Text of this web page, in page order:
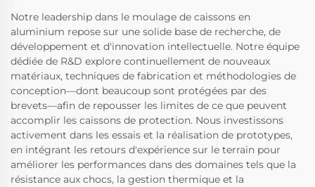
Notre leadership dans le moulage de caissons en
aluminium repose sur une solide base de recherche, de
développement et d'innovation intellectuelle. Notre équipe
dédiée de R&D explore continuellement de nouveaux
matériaux, techniques de fabrication et méthodologies de
conception—dont beaucoup sont protégées par des
brevets—afin de repousser les limites de ce que peuvent
accomplir les caissons de protection. Nous investissons
activement dans les essais et la réalisation de prototypes,
en intégrant les retours d'expérience sur le terrain pour
améliorer les performances dans des domaines tels que la
résistance aux chocs, la gestion thermique et la